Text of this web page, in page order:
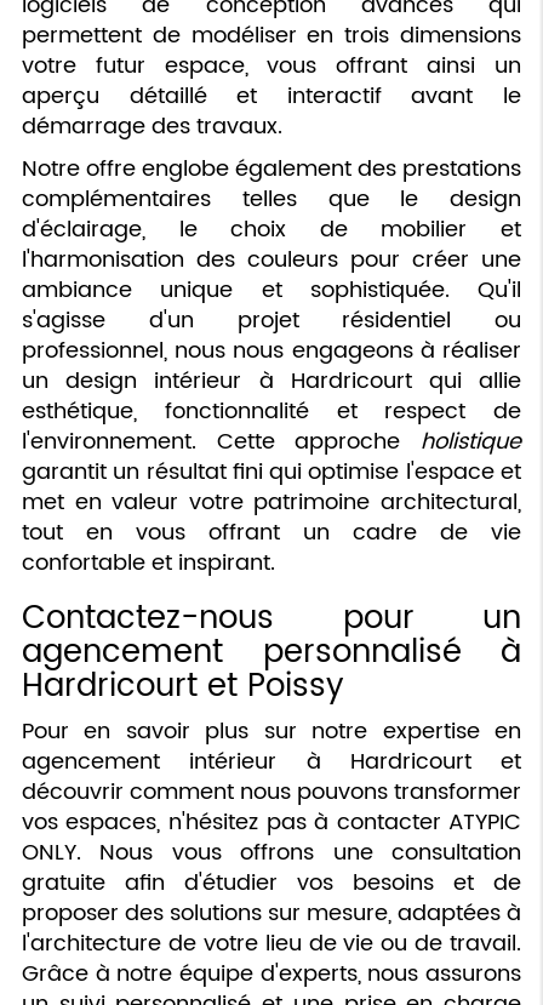
permettent de modéliser en trois dimensions
votre futur espace, vous offrant ainsi un
aperçu détaillé et interactif avant le
démarrage des travaux.
Notre offre englobe également des prestations
complémentaires telles que le design
d'éclairage, le choix de mobilier et
l'harmonisation des couleurs pour créer une
ambiance unique et sophistiquée. Qu'il
s'agisse d'un projet résidentiel ou
professionnel, nous nous engageons à réaliser
un design intérieur à Hardricourt qui allie
esthétique, fonctionnalité et respect de
l'environnement. Cette approche holistique
garantit un résultat fini qui optimise l'espace et
met en valeur votre patrimoine architectural,
tout en vous offrant un cadre de vie
confortable et inspirant.
Contactez-nous pour un
agencement personnalisé à
Hardricourt et Poissy
Pour en savoir plus sur notre expertise en
agencement intérieur à Hardricourt et
découvrir comment nous pouvons transformer
vos espaces, n'hésitez pas à contacter ATYPIC
ONLY. Nous vous offrons une consultation
gratuite afin d'étudier vos besoins et de
proposer des solutions sur mesure, adaptées à
l'architecture de votre lieu de vie ou de travail.
Grâce à notre équipe d'experts, nous assurons